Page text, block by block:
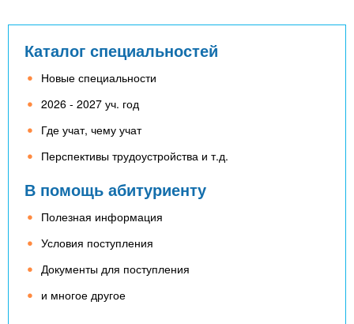
Каталог специальностей
Новые специальности
2026 - 2027 уч. год
Где учат, чему учат
Перспективы трудоустройства и т.д.
В помощь абитуриенту
Полезная информация
Условия поступления
Документы для поступления
и многое другое